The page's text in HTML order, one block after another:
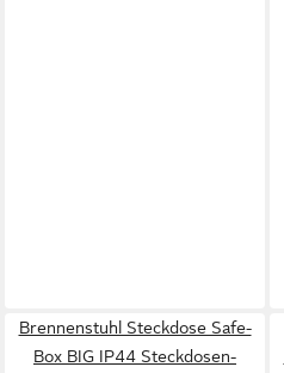
Brennenstuhl Steckdose Safe-
Box BIG IP44 Steckdosen-